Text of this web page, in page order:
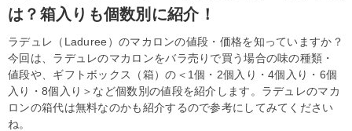
は？箱入りも個数別に紹介！
ラデュレ（Laduree）のマカロンの値段・価格を知っていますか？
今回は、ラデュレのマカロンをバラ売りで買う場合の味の種類・
値段や、ギフトボックス（箱）の＜1個・2個入り・4個入り・6個
入り・8個入り＞など個数別の値段を紹介します。ラデュレのマカ
ロンの箱代は無料なのかも紹介するので参考にしてみてください
ね。